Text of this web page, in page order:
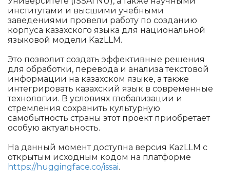
институтами и высшими учебными
заведениями провели работу по созданию
корпуса казахского языка для национальной
языковой модели KazLLM.
Это позволит создать эффективные решения
для обработки, перевода и анализа текстовой
информации на казахском языке, а также
интегрировать казахский язык в современные
технологии. В условиях глобализации и
стремления сохранить культурную
самобытность страны этот проект приобретает
особую актуальность.
На данный момент доступна версия KazLLM с
открытым исходным кодом на платформе
https://huggingface.co/issai.